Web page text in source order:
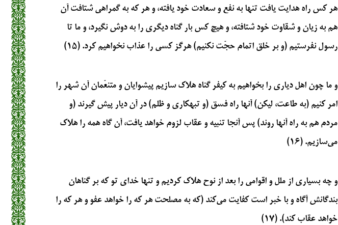
هر کس راه هدایت یافت تنها به نفع و سعادت خود یافته، و هر که به گمراهی شتافت آن
هم به زیان و شقاوت خود شتافته، و هیچ کس بار گناه دیگری را به دوش نگیرد، و ما تا
رسول نفرستیم (و بر خلق اتمام حجّت نکنیم) هرگز کسی را عذاب نخواهیم کرد. (۱۵)
و ما چون اهل دیاری را بخواهیم به کیفر گناه هلاک سازیم پیشوایان و متنعّمان آن شهر را
امر کنیم (به طاعت، لیکن) آنها راه فسق (و تبهکاری و ظلم) در آن دیار پیش گیرند (و
مردم هم به راه آنها روند) پس آنجا تنبیه و عقاب لزوم خواهد یافت، آن گاه همه را هلاک
می‌سازیم. (۱۶)
و چه بسیاری از ملل و اقوامی را بعد از نوح هلاک کردیم و تنها خدای تو که بر گناهان
بندگانش آگاه و با خبر است کفایت می‌کند (که به مصلحت هر که را خواهد عفو و هر که را
خواهد عقاب کند). (۱۷)